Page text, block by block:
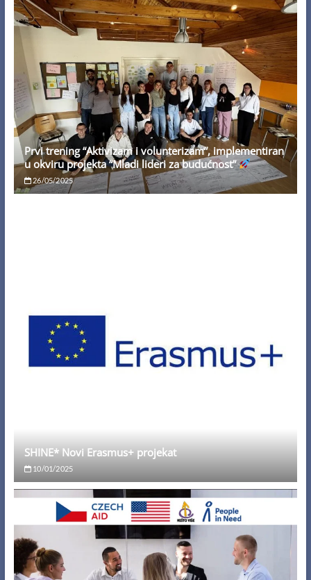
Prvi trening “Aktivizam i volunterizam”, implementiran
u okviru projekta “Mladi lideri za budućnost”
26/05/2025
SHINE* Novi Erasmus+ projekat
10/01/2025